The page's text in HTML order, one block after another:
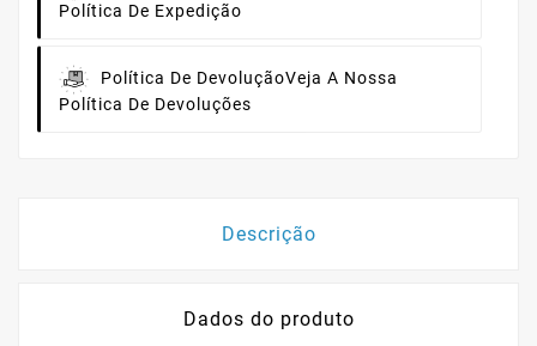
Política De Expedição
Política De DevoluçãoVeja A Nossa
Política De Devoluções
Descrição
Dados do produto